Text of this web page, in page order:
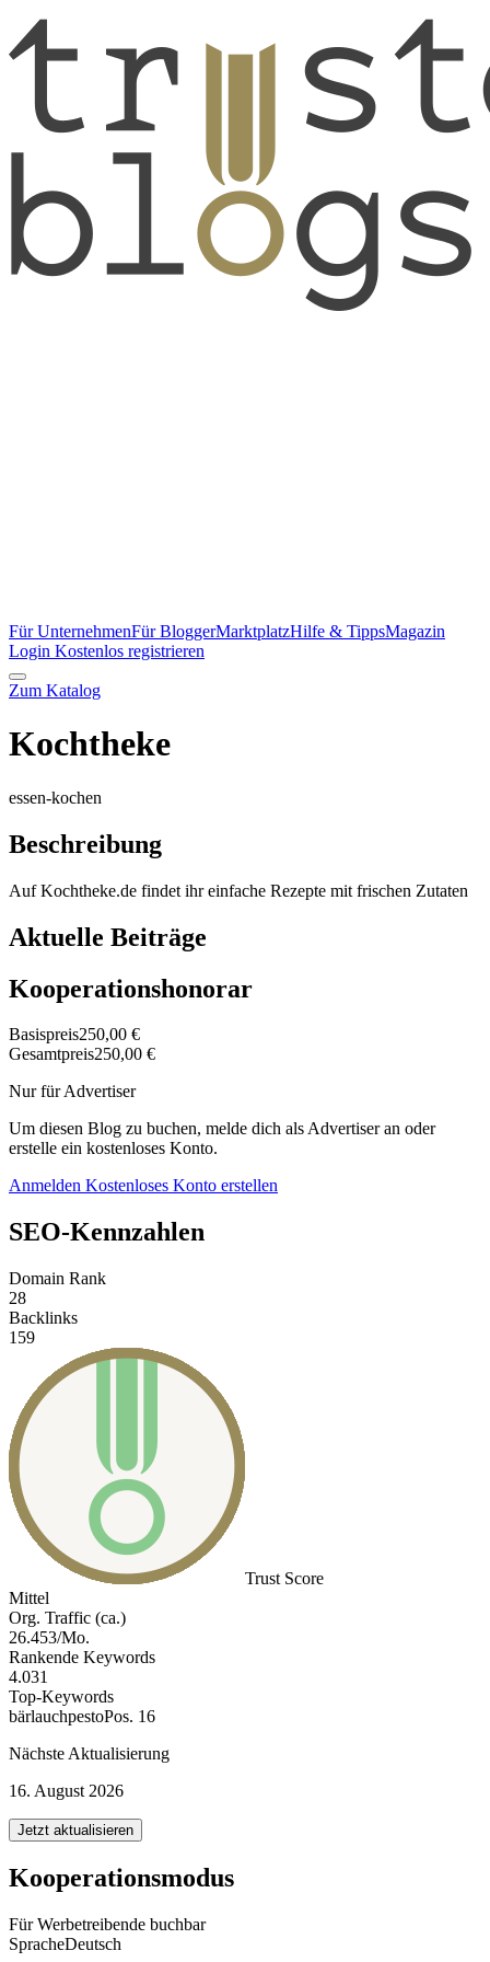
Für UnternehmenFür BloggerMarktplatzHilfe & TippsMagazin
Login Kostenlos registrieren
Zum Katalog
Kochtheke
essen-kochen
Beschreibung
Auf Kochtheke.de findet ihr einfache Rezepte mit frischen Zutaten
Aktuelle Beiträge
Kooperationshonorar
Basispreis250,00 €
Gesamtpreis250,00 €
Nur für Advertiser
Um diesen Blog zu buchen, melde dich als Advertiser an oder
erstelle ein kostenloses Konto.
Anmelden Kostenloses Konto erstellen
SEO-Kennzahlen
Domain Rank
28
Backlinks
159
Trust Score
Mittel
Org. Traffic (ca.)
26.453/Mo.
Rankende Keywords
4.031
Top-Keywords
bärlauchpestoPos. 16
Nächste Aktualisierung
16. August 2026
Jetzt aktualisieren
Kooperationsmodus
Für Werbetreibende buchbar
SpracheDeutsch